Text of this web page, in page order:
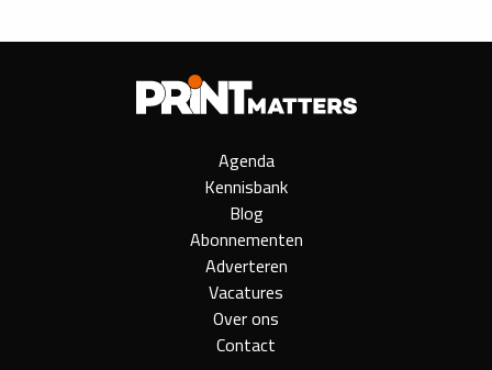
Agenda
Kennisbank
Blog
Abonnementen
Adverteren
Vacatures
Over ons
Contact